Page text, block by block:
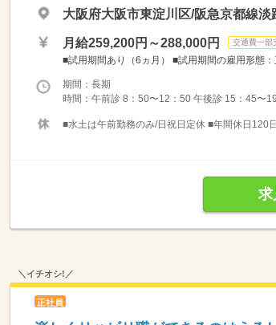
大阪府大阪市東淀川区/阪急京都線淡
月給259,200円～288,000円 交通費一部
■試用期間あり（6ヵ月） ■試用期間の雇用形態
期間：長期
時間：午前診 8：50〜12：50 午後診 15：45
■水土は午前勤務のみ/日祝日定休 ■年間休日120
求
＼イチオシ!／
正社員